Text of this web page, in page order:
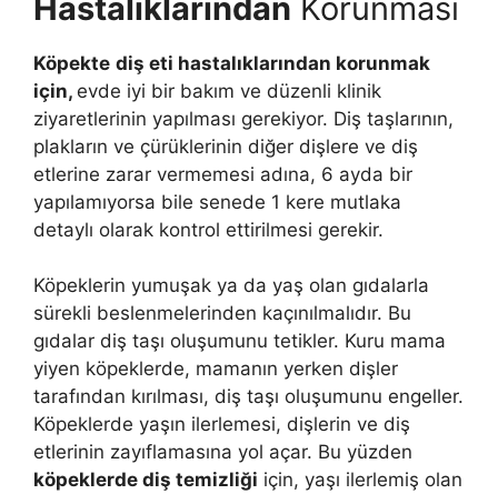
Hastalıklarından Korunması
Köpekte diş eti hastalıklarından korunmak
için, evde iyi bir bakım ve düzenli klinik
ziyaretlerinin yapılması gerekiyor. Diş taşlarının,
plakların ve çürüklerinin diğer dişlere ve diş
etlerine zarar vermemesi adına, 6 ayda bir
yapılamıyorsa bile senede 1 kere mutlaka
detaylı olarak kontrol ettirilmesi gerekir.
Köpeklerin yumuşak ya da yaş olan gıdalarla
sürekli beslenmelerinden kaçınılmalıdır. Bu
gıdalar diş taşı oluşumunu tetikler. Kuru mama
yiyen köpeklerde, mamanın yerken dişler
tarafından kırılması, diş taşı oluşumunu engeller.
Köpeklerde yaşın ilerlemesi, dişlerin ve diş
etlerinin zayıflamasına yol açar. Bu yüzden
köpeklerde diş temizliği için, yaşı ilerlemiş olan